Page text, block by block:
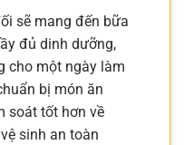
sẽ mang đến bữa
đủ dinh dưỡng,
cho một ngày làm
bị món ăn
soát tốt hơn về
sinh an toàn